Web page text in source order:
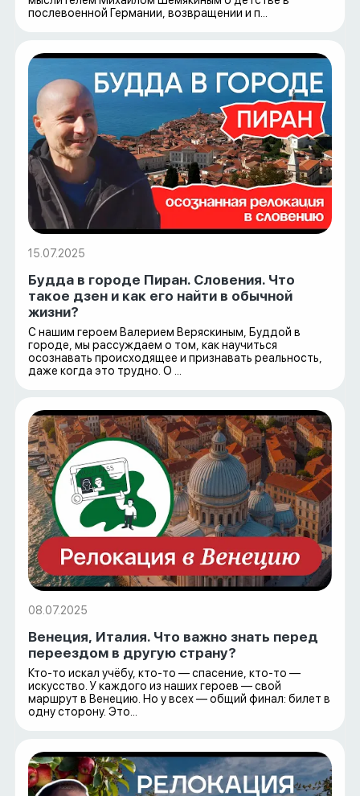
послевоенной Германии, возвращении и п...
15.07.2025
Будда в городе Пиран. Словения. Что
такое дзен и как его найти в обычной
жизни?
С нашим героем Валерием Веряскиным, Буддой в
городе, мы рассуждаем о том, как научиться
осознавать происходящее и признавать реальность,
даже когда это трудно. О ...
08.07.2025
Венеция, Италия. Что важно знать перед
переездом в другую страну?
Кто-то искал учёбу, кто-то — спасение, кто-то —
искусство. У каждого из наших героев — свой
маршрут в Венецию. Но у всех — общий финал: билет в
одну сторону. Это...